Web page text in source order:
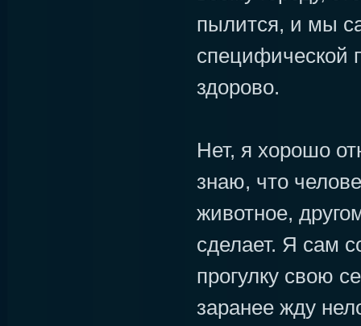
пылится, и мы
здорово.
Нет, я хорошо
знаю, что
животное,
сделает. Я сам
прогулку свою
заранее жду